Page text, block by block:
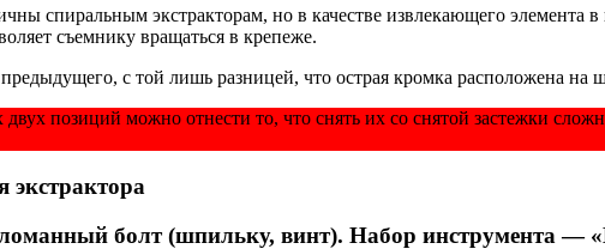
спиральным экстракторам, но в качестве извлекающего элемента
съемнику вращаться в крепеже.
с той лишь разницей, что острая кромка расположена на
позиций можно отнести то, что снять их со снятой застежки
экстрактора
болт (шпильку, винт). Набор инструмента —